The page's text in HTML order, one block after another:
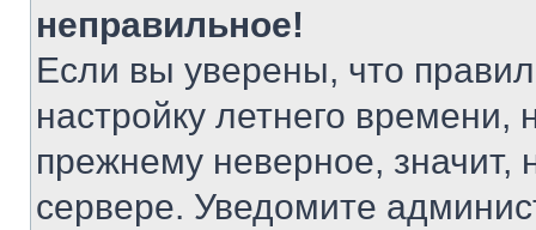
неправильное!
Если вы уверены, что
настройку летнего
прежнему неверное, значит,
сервере. Уведомите